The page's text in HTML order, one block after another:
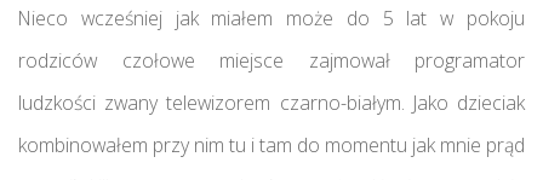
Nieco wcześniej jak miałem może do 5 lat w pokoju
rodziców czołowe miejsce zajmował programator
ludzkości zwany telewizorem czarno-białym. Jako dzieciak
kombinowałem przy nim tu i tam do momentu jak mnie prąd